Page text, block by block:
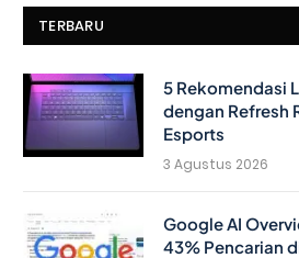
TERBARU
5 Rekomendasi
dengan Refresh
Esports
3 Agustus 2026
Google AI
43% Pencarian